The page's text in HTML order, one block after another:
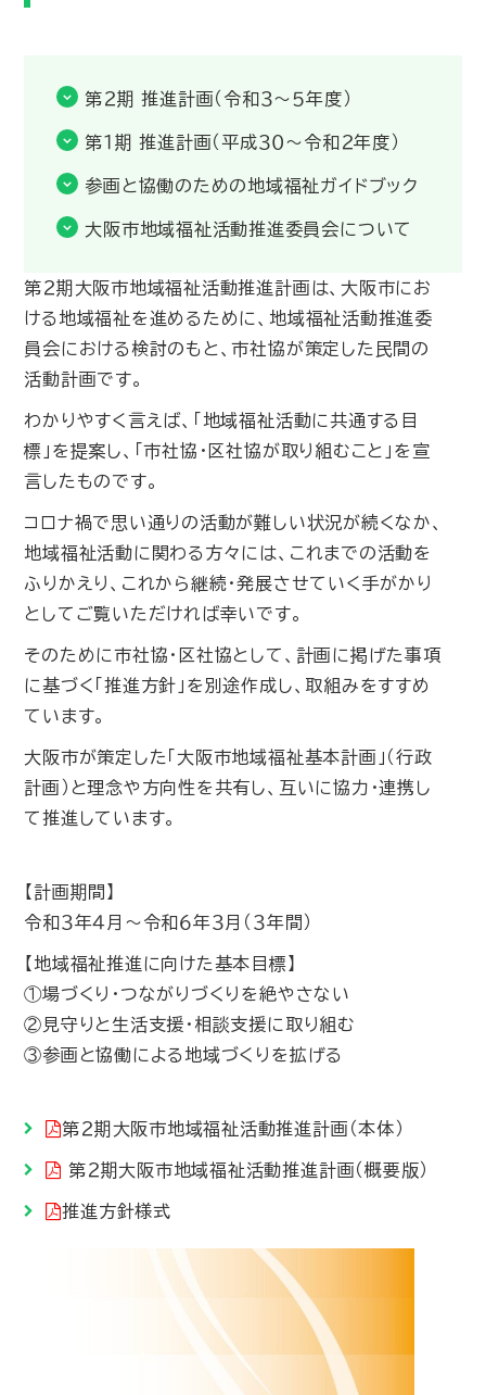
第２期 推進計画（令和３～５年度）
第１期 推進計画（平成３０～令和２年度）
参画と協働のための地域福祉ガイドブック
大阪市地域福祉活動推進委員会について
第２期大阪市地域福祉活動推進計画は、大阪市にお
ける地域福祉を進めるために、地域福祉活動推進委
員会における検討のもと、市社協が策定した民間の
活動計画です。
わかりやすく言えば、「地域福祉活動に共通する目
標」を提案し、「市社協・区社協が取り組むこと」を宣
言したものです。
コロナ禍で思い通りの活動が難しい状況が続くなか、
地域福祉活動に関わる方々には、これまでの活動を
ふりかえり、これから継続・発展させていく手がかり
としてご覧いただければ幸いです。
そのために市社協・区社協として、計画に掲げた事項
に基づく「推進方針」を別途作成し、取組みをすすめ
ています。
大阪市が策定した「大阪市地域福祉基本計画」（行政
計画）と理念や方向性を共有し、互いに協力・連携し
て推進しています。
【計画期間】
令和３年４月～令和６年３月（３年間）
【地域福祉推進に向けた基本目標】
①場づくり・つながりづくりを絶やさない
②見守りと生活支援・相談支援に取り組む
③参画と協働による地域づくりを拡げる
第２期大阪市地域福祉活動推進計画（本体）
第２期大阪市地域福祉活動推進計画（概要版）
推進方針様式